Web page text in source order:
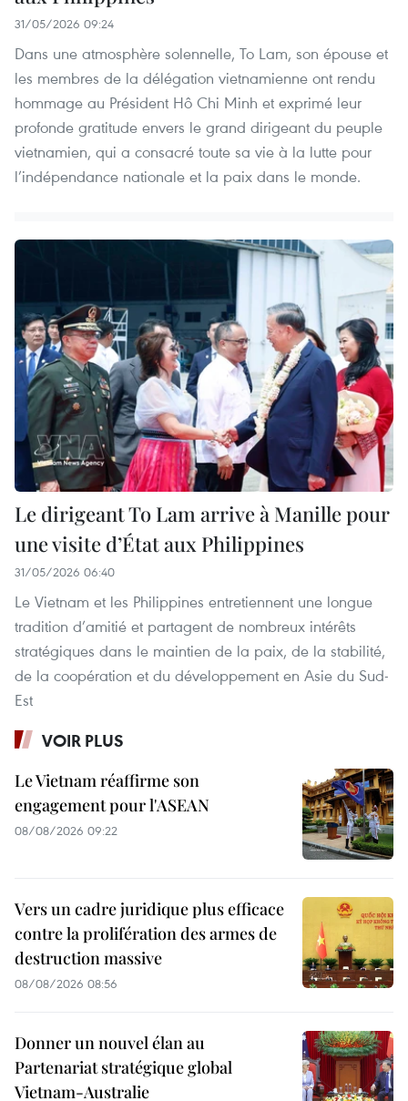
31/05/2026 09:24
Dans une atmosphère solennelle, To Lam, son épouse et
les membres de la délégation vietnamienne ont rendu
hommage au Président Hô Chi Minh et exprimé leur
profonde gratitude envers le grand dirigeant du peuple
vietnamien, qui a consacré toute sa vie à la lutte pour
l’indépendance nationale et la paix dans le monde.
Le dirigeant To Lam arrive à Manille pour
une visite d’État aux Philippines
31/05/2026 06:40
Le Vietnam et les Philippines entretiennent une longue
tradition d’amitié et partagent de nombreux intérêts
stratégiques dans le maintien de la paix, de la stabilité,
de la coopération et du développement en Asie du Sud-
Est
VOIR PLUS
Le Vietnam réaffirme son
engagement pour l'ASEAN
08/08/2026 09:22
Vers un cadre juridique plus efficace
contre la prolifération des armes de
destruction massive
08/08/2026 08:56
Donner un nouvel élan au
Partenariat stratégique global
Vietnam-Australie